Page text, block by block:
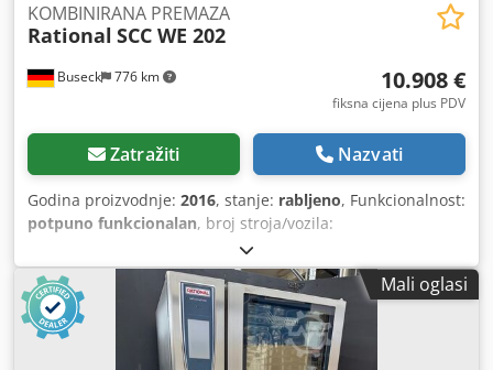
Buseck 776 km
KOMBINIRANA PREMAZA
Rational SCC WE 202
10.908 €
fiksna cijena plus PDV
Zatražiti Nazvati
Godina proizvodnje: 2016, stanje: rabljeno, Funkcionalnost:
potpuno funkcionalan, broj stroja/vozila:
, Ovo je kombinirani parni konvektomat
SCC WE 202, u električnoj izvedbi, renomiranog
proizvođača Rational, proizveden 2016. godine.
Kombinirani parni konvektomat se nalazi u našoj internnoj
radionici i bit će podvrgnut temeljitom pregledu. Prodaje
se s 6 mjeseci jamstva. Kombinirani parni konvektomat
Mali oglasi